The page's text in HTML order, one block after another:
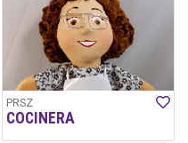
PRSZ
COCINERA